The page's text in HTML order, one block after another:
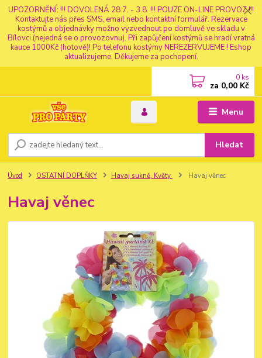
UPOZORNĚNÍ: !!! DOVOLENÁ 28.7. - 3.8. !!! POUZE ON-LINE PROVOZ !!!
Kontaktujte nás přes SMS, email nebo kontaktní formulář. Rezervace
kostýmů a objednávky možno vyzvednout po domluvě ve skladu v
Bílovci (nejedná se o provozovnu). Při zapůjčení kostýmů se hradí vratná
kauce 1000Kč (hotově)! Po telefonu kostýmy NEREZERVUJEME ! Eshop
aktualizujeme. Děkujeme za pochopení.
Menu
Hledat
0 ks
za 0,00 Kč
Úvod OSTATNÍ DOPLŇKY Havaj sukně, Květy Havaj věnec
Havaj věnec